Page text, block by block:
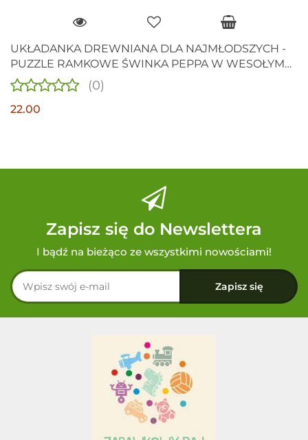
UKŁADANKA DREWNIANA DLA NAJMŁODSZYCH -
PUZZLE RAMKOWE ŚWINKA PEPPA W WESOŁYM
MIASTECZKU 60 ELEM.
(0)
22.00
Zapisz się do Newslettera
I bądź na bieżąco ze wszystkimi nowościami!